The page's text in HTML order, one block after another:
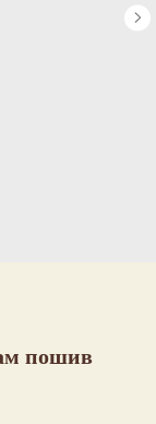
пошив